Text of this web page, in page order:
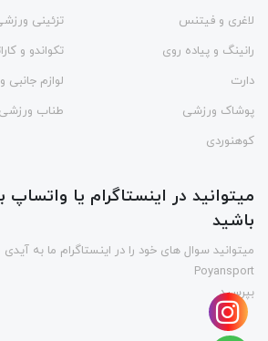
لاغری و فیتنس
تزئینی
رانینگ و پیاده روی
تکواندو و
دارت
لوازم
پوشاک ورزشی
طناب ورزشی
کوهنوردی
میتوانید در اینستاگرام یا واتساپ
باشید
میتوانید سوال های خود را در اینستاگرام ما به آیدی
Poyansport
بپرسید